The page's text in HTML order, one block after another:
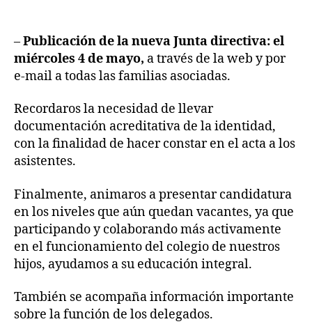
–Publicación de la nueva Junta directiva: el
miércoles 4 de mayo, a través de la web y por
e-mail a todas las familias asociadas.
Recordaros la necesidad de llevar
documentación acreditativa de la identidad,
con la finalidad de hacer constar en el acta a los
asistentes.
Finalmente, animaros a presentar candidatura
en los niveles que aún quedan vacantes, ya que
participando y colaborando más activamente
en el funcionamiento del colegio de nuestros
hijos, ayudamos a su educación integral.
También se acompaña información importante
sobre la función de los delegados.